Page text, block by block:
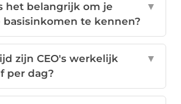
het belangrijk om je
te kennen?
▼
zijn CEO's werkelijk
per dag?
▼